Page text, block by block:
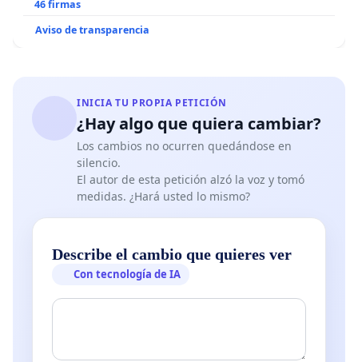
46 firmas
Aviso de transparencia
INICIA TU PROPIA PETICIÓN
¿Hay algo que quiera cambiar?
Los cambios no ocurren quedándose en
silencio.
El autor de esta petición alzó la voz y tomó
medidas. ¿Hará usted lo mismo?
Describe el cambio que quieres ver
Con tecnología de IA